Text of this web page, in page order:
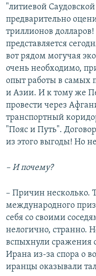
"литиевой
предварительно
триллионов
представляется
вот рядом могучая
очень необходимо,
опыт работы в самых
и Азии. И к тому же
провести через
транспортный
"Пояс и Путь".
из этого выгоды! Но
– И почему?
– Причин несколько.
международного
себя со своими
нелогично, странно.
вспыхнули
Ирана из-за спора о
иранцы оказывали